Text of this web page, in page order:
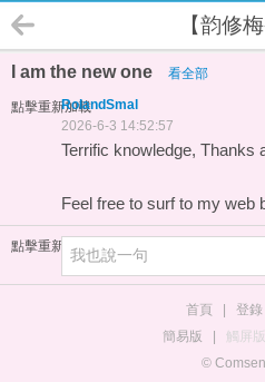
【韵修梅
I am the new one 看全部
點擊重新加載RolandSmal
2026-6-3 14:52:57
Terrific knowledge, Thanks
Feel free to surf to my web
點擊重新加載
首頁 登錄
簡易版
觸屏版
©